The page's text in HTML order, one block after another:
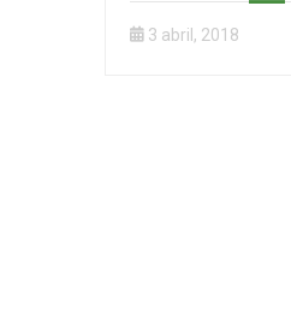
3 abril, 2018